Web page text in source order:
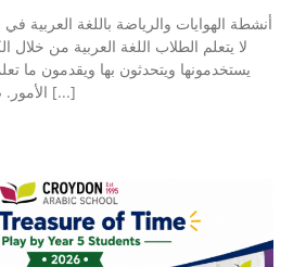
and
Sports
Activities
أنشطة الهوايات والرياضة باللغة العربية
لا يتعلم الطلاب اللغة العربية من
يستخدمونها ويتحدثون بها ويقدمون ما
الأمور. ضمن احتفالات المدرسة [...]